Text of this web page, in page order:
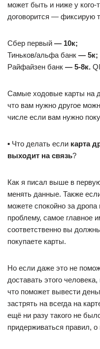
может быть и ниже у кого-
договорится — фиксирую
Сбер первый — 10к;
Тиньков/альфа банк — 5к;
Райфайзен банк — 5-8к.
Самые ходовые карты на
что вам нужно другое
числе если вам нужно
▪️ Что делать если карта
выходит на связь?
Как я писал выше в
менять данные. Также
можете спокойно за
проблему, самое главное
соответственно вы
покупаете карты.
Но если даже это не
доставать этого
что поможет вывести
застрять на всегда на
ещё ни разу такого не
придерживаться правил,